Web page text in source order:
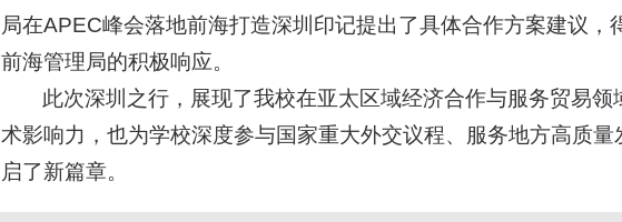
局在APEC峰会落地前海打造深圳印记提出了具体合作方案建议，
前海管理局的积极响应。
此次深圳之行，展现了我校在亚太区域经济合作与服务贸易领
术影响力，也为学校深度参与国家重大外交议程、服务地方高质量
启了新篇章。